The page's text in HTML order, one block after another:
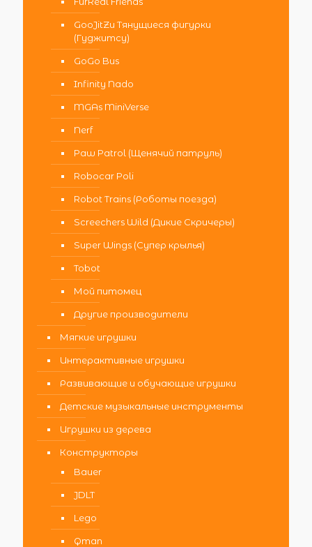
GooJitZu Тянущиеся фигурки
(Гуджитсу)
GoGo Bus
Infinity Nado
MGAs MiniVerse
Nerf
Paw Patrol (Щенячий патруль)
Robocar Poli
Robot Trains (Роботы поезда)
Screechers Wild (Дикие Скричеры)
Super Wings (Супер крылья)
Tobot
Мой питомец
Другие производители
Мягкие игрушки
Интерактивные игрушки
Развивающие и обучающие игрушки
Детские музыкальные инструменты
Игрушки из дерева
Конструкторы
Bauer
JDLT
Lego
Qman